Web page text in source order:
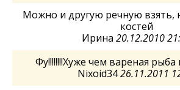
Можно и другую речную взять,
костей
Ирина 20.12.2010
Фу!!!!!!!!Хуже чем вареная рыба
Nixoid3426.11.2011